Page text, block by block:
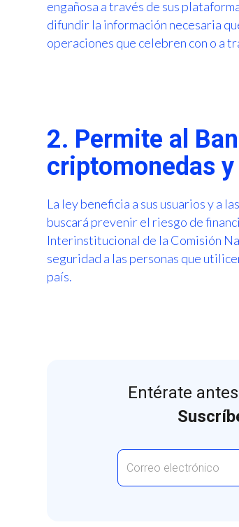
engañosa a través de sus
difundir la información necesaria
operaciones que celebren con o a
2. Permite al
criptomonedas
La ley beneficia a sus usuarios y a
buscará prevenir el riesgo de
Interinstitucional de la Comisión
seguridad a las personas que
país.
Entérate